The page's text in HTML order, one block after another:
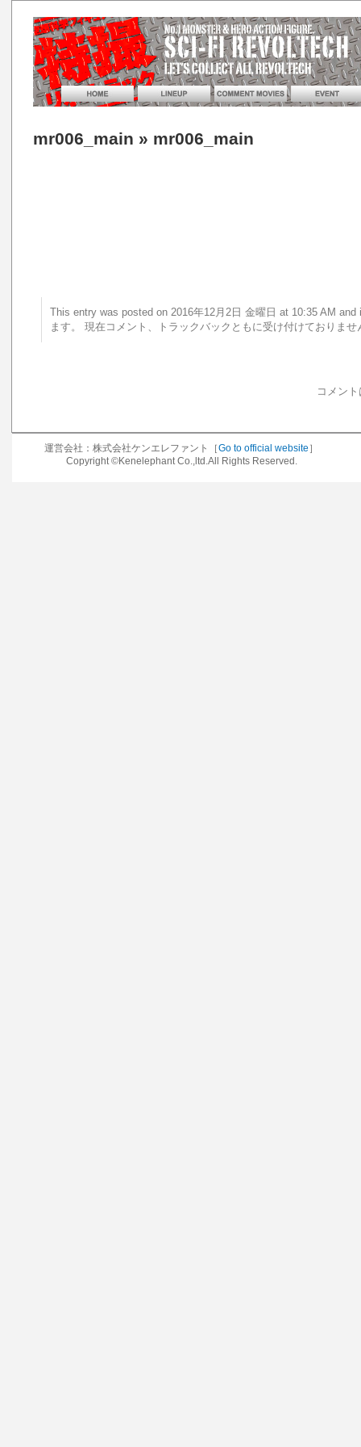
mr006_main » mr006_main
This entry was posted on 2016年12月2日 金曜日 at 10:35 AM
ます。 現在コメント、トラックバックともに受け付けておりませ
コメン
運営会社：株式会社ケンエレファント［Go to official website ］
Copyright ©Kenelephant Co.,ltd.All Rights Reserved.